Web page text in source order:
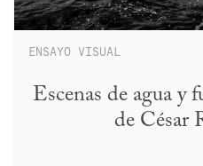
ENSAYO VISUAL
Escenas de agua y
de César